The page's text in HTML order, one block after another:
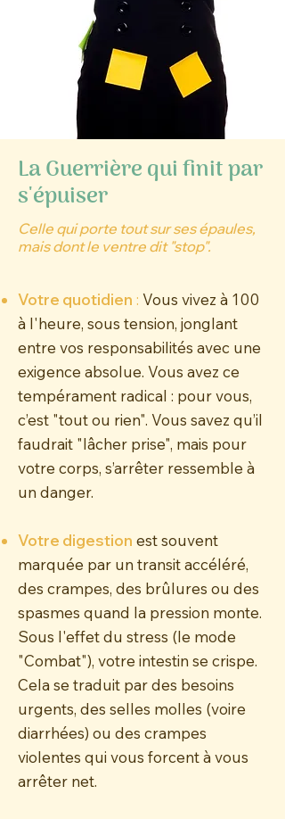
La Guerrière qui finit par
s'épuiser
Celle qui porte tout sur ses épaules,
mais dont le ventre dit "stop".
Votre quotidien : Vous vivez à 100
à l'heure, sous tension, jonglant
entre vos responsabilités avec une
exigence absolue. Vous avez ce
tempérament radical : pour vous,
c’est "tout ou rien". Vous savez qu’il
faudrait "lâcher prise", mais pour
votre corps, s’arrêter ressemble à
un danger.
Votre digestion est souvent
marquée par un transit accéléré,
des crampes, des brûlures ou des
spasmes quand la pression monte.
Sous l'effet du stress (le mode
"Combat"), votre intestin se crispe.
Cela se traduit par des besoins
urgents, des selles molles (voire
diarrhées) ou des crampes
violentes qui vous forcent à vous
arrêter net.